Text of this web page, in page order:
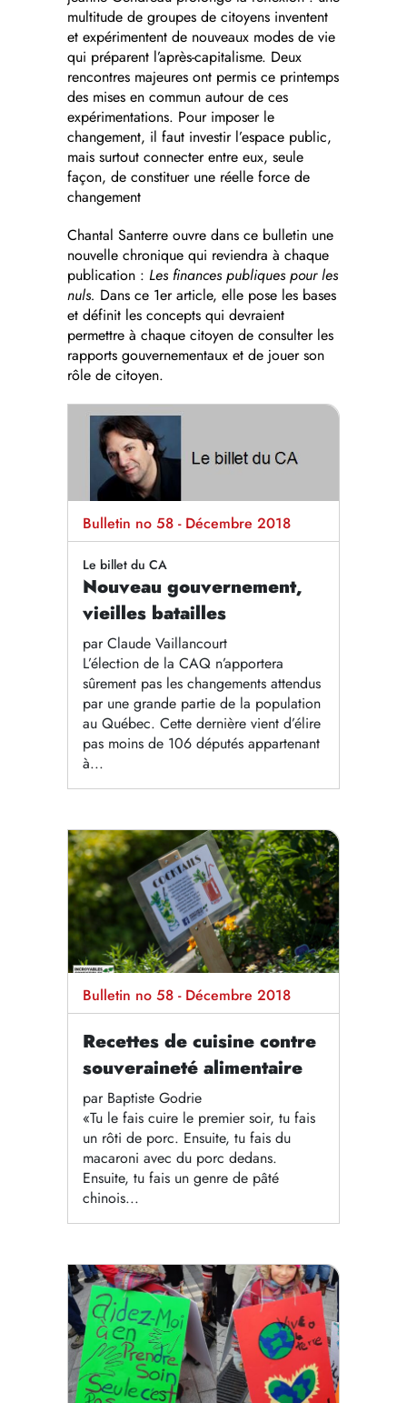
multitude de groupes de citoyens inventent
et expérimentent de nouveaux modes de vie
qui préparent l’après-capitalisme. Deux
rencontres majeures ont permis ce printemps
des mises en commun autour de ces
expérimentations. Pour imposer le
changement, il faut investir l’espace public,
mais surtout connecter entre eux, seule
façon, de constituer une réelle force de
changement
Chantal Santerre ouvre dans ce bulletin une
nouvelle chronique qui reviendra à chaque
publication : Les finances publiques pour les
nuls. Dans ce 1er article, elle pose les bases
et définit les concepts qui devraient
permettre à chaque citoyen de consulter les
rapports gouvernementaux et de jouer son
rôle de citoyen.
Bulletin no 58 - Décembre 2018
Le billet du CA
Nouveau gouvernement,
vieilles batailles
par Claude Vaillancourt
L’élection de la CAQ n’apportera
sûrement pas les changements attendus
par une grande partie de la population
au Québec. Cette dernière vient d’élire
pas moins de 106 députés appartenant
à...
Bulletin no 58 - Décembre 2018
Recettes de cuisine contre
souveraineté alimentaire
par Baptiste Godrie
«Tu le fais cuire le premier soir, tu fais
un rôti de porc. Ensuite, tu fais du
macaroni avec du porc dedans.
Ensuite, tu fais un genre de pâté
chinois...